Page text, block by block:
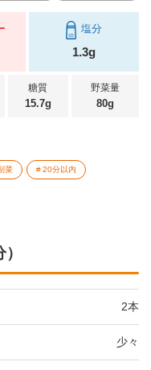
塩分
1.3g
糖質
15.7g
野菜量
80g
菜 20分以内
2本
少々